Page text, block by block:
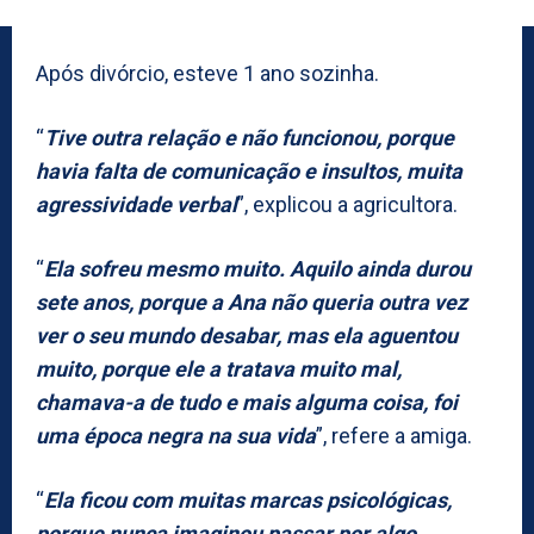
Após divórcio, esteve 1 ano sozinha.
“Tive outra relação e não funcionou, porque
havia falta de comunicação e insultos, muita
agressividade verbal”, explicou a agricultora.
“Ela sofreu mesmo muito. Aquilo ainda durou
sete anos, porque a Ana não queria outra vez
ver o seu mundo desabar, mas ela aguentou
muito, porque ele a tratava muito mal,
chamava-a de tudo e mais alguma coisa, foi
uma época negra na sua vida”, refere a amiga.
“Ela ficou com muitas marcas psicológicas,